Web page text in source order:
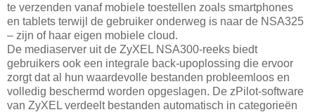
te verzenden vanaf mobiele toestellen zoals smartphones
en tablets terwijl de gebruiker onderweg is naar de NSA325
– zijn of haar eigen mobiele cloud.
De mediaserver uit de ZyXEL NSA300-reeks biedt
gebruikers ook een integrale back-upoplossing die ervoor
zorgt dat al hun waardevolle bestanden probleemloos en
volledig beschermd worden opgeslagen. De zPilot-software
van ZyXEL verdeelt bestanden automatisch in categorieën